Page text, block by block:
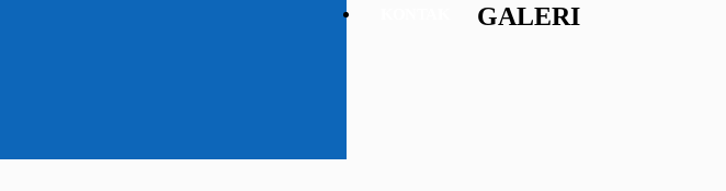
GALERI